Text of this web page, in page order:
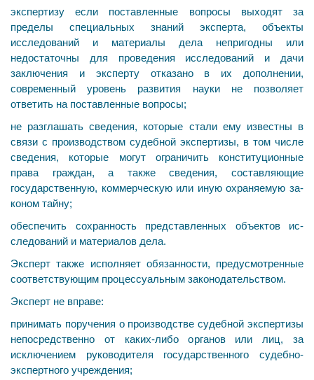
экспертизу если поставленные вопросы выходят за
пределы специальных знаний эксперта, объекты
исследований и материалы дела непригодны или
недостаточны для прове­дения исследований и дачи
заключения и эксперту отказа­но в их дополнении,
современный уровень развития науки не позволяет
ответить на поставленные вопросы;
не разглашать сведения, которые стали ему известны в
связи с производством судебной экспертизы, в том чис­ле
сведения, которые могут ограничить конституционные
права граждан, а также сведения, составляющие
государственную, коммерческую или иную охраняемую за­
коном тайну;
обеспечить сохранность представленных объектов ис­
следований и материалов дела.
Эксперт также исполняет обязанности, предусмот­ренные
соответствующим процессуальным законода­тельством.
Эксперт не вправе:
принимать поручения о производстве судебной экс­пертизы
непосредственно от каких-либо органов или лиц, за
исключением руководителя государственного су­дебно-
экспертного учреждения;